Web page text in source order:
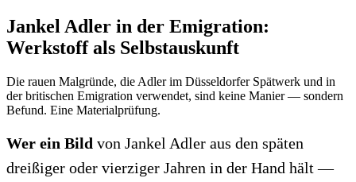
Jankel Adler in der Emigration:
Werkstoff als Selbstauskunft
Die rauen Malgründe, die Adler im Düsseldorfer Spätwerk und in
der britischen Emigration verwendet, sind keine Manier — sondern
Befund. Eine Materialprüfung.
Wer ein Bild von Jankel Adler aus den späten
dreißiger oder vierziger Jahren in der Hand hält —